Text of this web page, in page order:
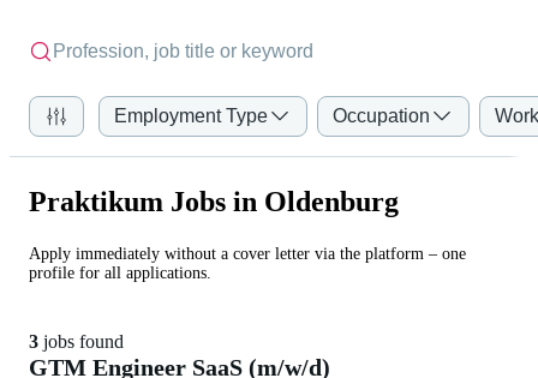
Employment Type Occupation
Praktikum Jobs in Oldenburg
Apply immediately without a cover letter via the platform – one
profile for all applications.
3 jobs found
GTM Engineer SaaS (m/w/d)